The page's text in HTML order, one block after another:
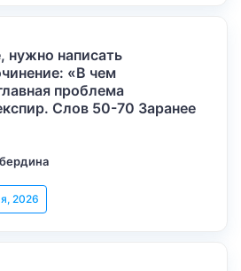
нужно написать
«В чем
проблема
Слов 50-70 Заранее
2026